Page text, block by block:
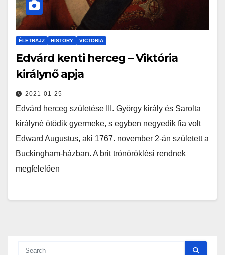
ÉLETRAJZ HISTORY VICTORIA
Edvárd kenti herceg – Viktória
királynő apja
2021-01-25
Edvárd herceg születése III. György király és Sarolta
királyné ötödik gyermeke, s egyben negyedik fia volt
Edward Augustus, aki 1767. november 2-án született a
Buckingham-házban. A brit trónöröklési rendnek
megfelelően